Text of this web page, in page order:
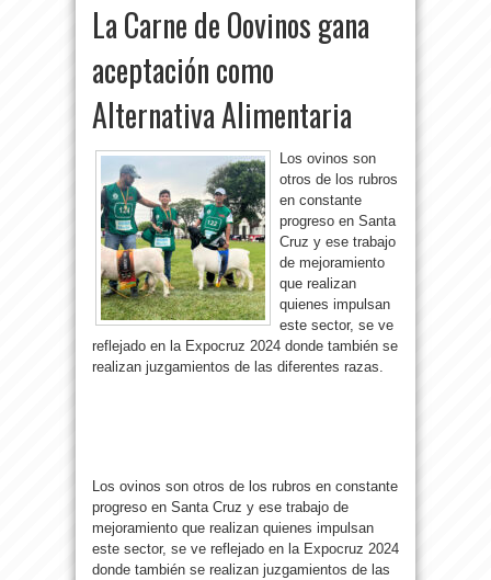
La Carne de Oovinos gana
aceptación como
Alternativa Alimentaria
Los ovinos son
otros de los rubros
en constante
progreso en Santa
Cruz y ese trabajo
de mejoramiento
que realizan
quienes impulsan
este sector, se ve
reflejado en la Expocruz 2024 donde también se
realizan juzgamientos de las diferentes razas.
Los ovinos son otros de los rubros en constante
progreso en Santa Cruz y ese trabajo de
mejoramiento que realizan quienes impulsan
este sector, se ve reflejado en la Expocruz 2024
donde también se realizan juzgamientos de las